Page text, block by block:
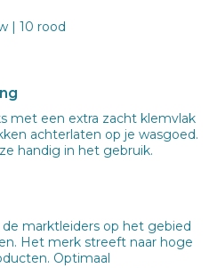
| 10 rood
met een extra zacht klemvlak
achterlaten op je wasgoed.
handig in het gebruik.
de marktleiders op het gebied
Het merk streeft naar hoge
Optimaal